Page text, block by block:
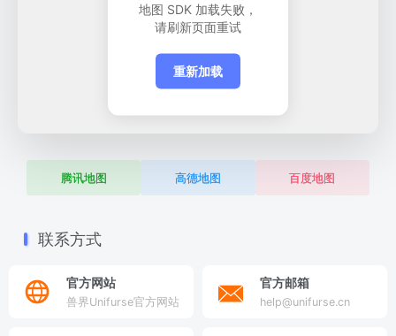
地图 SDK 加载失败，
请刷新页面重试
重新加载
腾讯地图 高德地图 百度地图
联系方式
官方网站
兽界Unifurse官方网站
官方邮箱
help@unifurse.cn